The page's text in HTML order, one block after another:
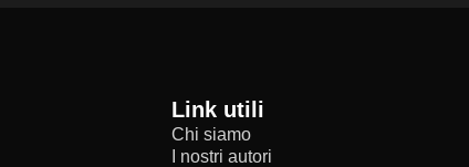
Link utili
Chi siamo
I nostri autori